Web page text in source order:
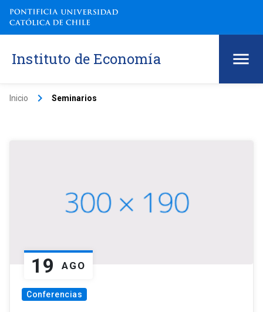
Instituto de Economía
Inicio keyboard_arrow_right Seminarios
19 AGO
Conferencias